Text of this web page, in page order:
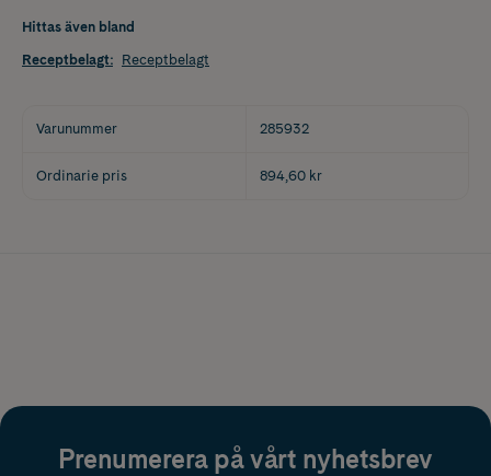
Hittas även bland
Receptbelagt: Receptbelagt
Varunummer 285932
Ordinarie pris 894,60 kr
Prenumerera på vårt nyhetsbrev